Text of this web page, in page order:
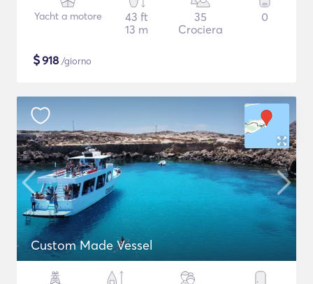
Yacht a motore
43 ft
13 m
35
Crociera
0
$918 /giorno
Custom Made Vessel